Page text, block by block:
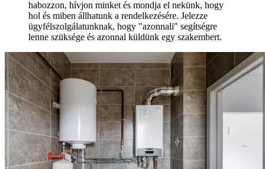
habozzon, hívjon minket és mondja el nekünk, hogy
hol és miben állhatunk a rendelkezésére. Jelezze
ügyfélszolgálatunknak, hogy "azonnali" segítségre
lenne szüksége és azonnal küldünk egy szakembert.